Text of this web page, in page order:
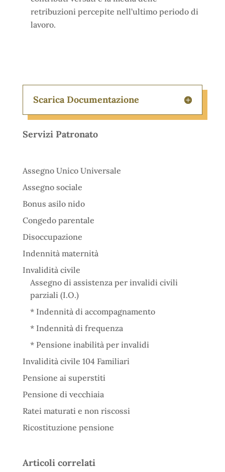
retribuzioni percepite nell’ultimo periodo di
lavoro.
Scarica Documentazione
Servizi Patronato
Assegno Unico Universale
Assegno sociale
Bonus asilo nido
Congedo parentale
Disoccupazione
Indennità maternità
Invalidità civile
Assegno di assistenza per invalidi civili
parziali (I.O.)
* Indennità di accompagnamento
* Indennità di frequenza
* Pensione inabilità per invalidi
Invalidità civile 104 Familiari
Pensione ai superstiti
Pensione di vecchiaia
Ratei maturati e non riscossi
Ricostituzione pensione
Articoli correlati